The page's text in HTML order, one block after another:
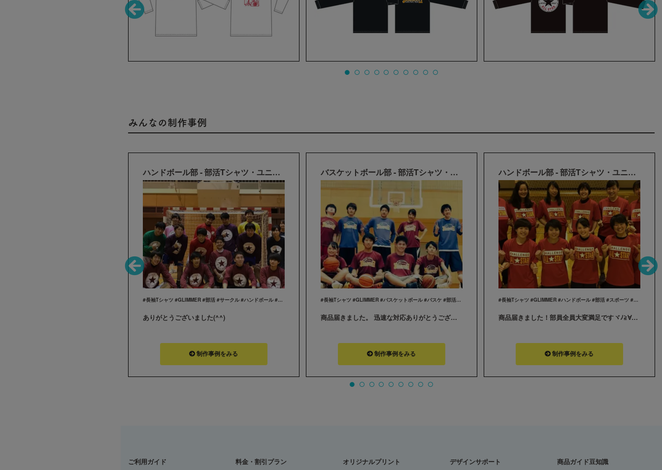
みんなの制作事例
ハンドボール部 - 部活Tシャツ・ユニフォーム
#長袖Tシャツ #GLIMMER #部活 #サークル #ハンドボール #スポーツ #ユニフォーム
ありがとうございました(^^)
制作事例をみる
バスケットボール部 - 部活Tシャツ・ユニフォーム
#長袖Tシャツ #GLIMMER #バスケットボール #バスケ #部活 #練習着 #スポーツ
商品届きました。 迅速な対応ありがとうございました。
制作事例をみる
ハンドボール部 - 部活Tシャツ・ユニフォーム
#長袖Tシャツ #GLIMMER #ハンドボール #部活 #スポーツ #ユニフォーム
商品届きました！部員全員大変満足ですヾﾉ≧∀≦)o 短い期間で手厚い対応でありがとうございました。 新入生が入部したので追加の注文を1ヶ月以内に作る予定です！ その際はまたよろしくお願いします！
制作事例をみる
ご利用ガイド 料金・割引プラン オリジナルプリント デザインサポート 商品ガイド豆知識